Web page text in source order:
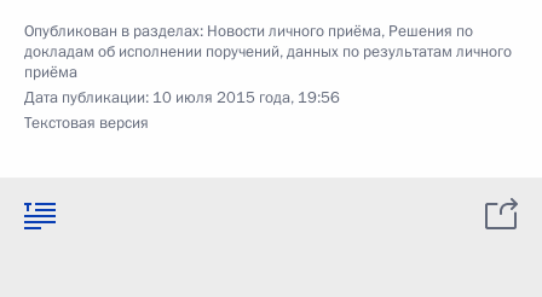
Опубликован в разделах: Новости личного приёма, Решения по
докладам об исполнении поручений, данных по результатам личного
приёма
Дата публикации: 10 июля 2015 года, 19:56
Текстовая версия